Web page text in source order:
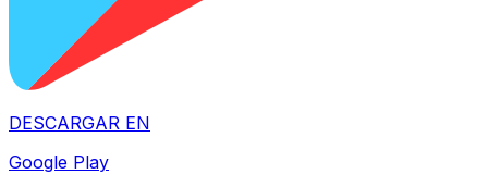
DESCARGAR EN
Google Play